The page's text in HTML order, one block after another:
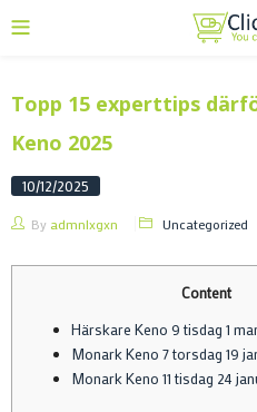
Topp 15 experttips
Keno 2025
10/12/2025
By admnlxgxn Uncategorized
Content
Härskare Keno 9 tisdag 1
Monark Keno 7 torsdag 19
Monark Keno 11 tisdag 24